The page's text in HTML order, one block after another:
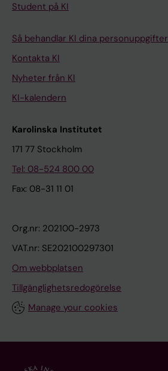
Student på KI
Så behandlar KI dina personuppgifter
Kontakta KI
Nyheter från KI
KI-kalendern
Karolinska Institutet
171 77 Stockholm
Tel: 08-524 800 00
Fax: 08-31 11 01
Org.nr: 202100-2973
VAT.nr: SE202100297301
Om webbplatsen
Tillgänglighetsredogörelse
Manage your cookies